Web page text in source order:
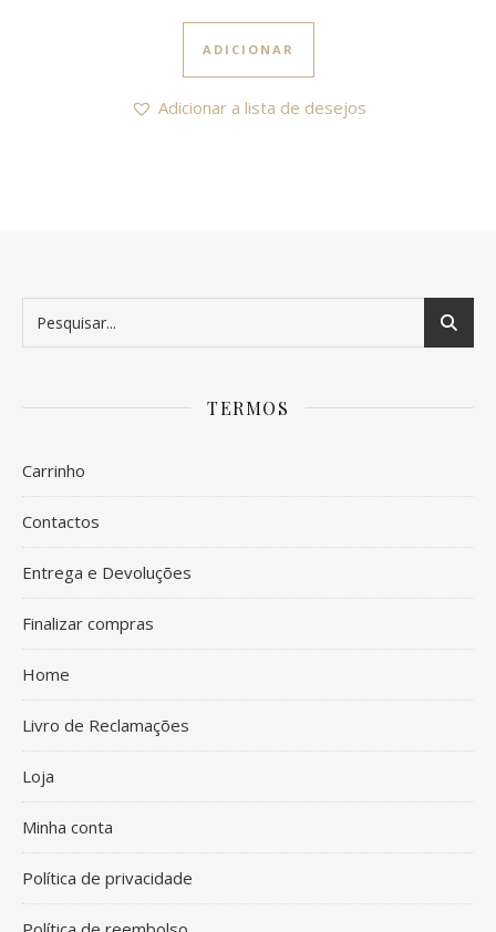
ADICIONAR
Adicionar a lista de desejos
TERMOS
Carrinho
Contactos
Entrega e Devoluções
Finalizar compras
Home
Livro de Reclamações
Loja
Minha conta
Política de privacidade